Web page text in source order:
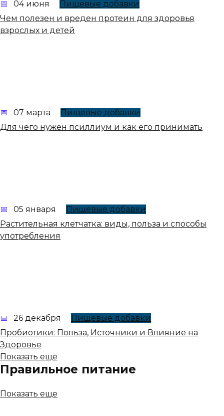
04 июня
Пищевые добавки
Чем полезен и вреден протеин для здоровья
взрослых и детей
07 марта
Пищевые добавки
Для чего нужен псиллиум и как его принимать
05 января
Пищевые добавки
Растительная клетчатка: виды, польза и способы
употребления
26 декабря
Пищевые добавки
Пробиотики: Польза, Источники и Влияние на
Здоровье
Показать еще
Правильное питание
Показать еще